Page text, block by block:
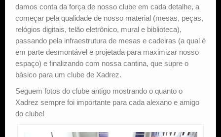
Estude Xadrez
damos conta da força de nosso clube em cada detalhe, a
começar pela qualidade de nosso material (mesas, peças,
relógios digitais, telão eletrônico, mural e biblioteca),
passando pela infraestrutura de mesas e cadeiras (a qual é
em parte desmontável e projetada para maximizar nosso
espaço) e finalizando com nossa cantina, que supre o
básico para um clube de Xadrez.
Seguem fotos do clube antigo mostrando o quanto o
Xadrez sempre foi importante para cada alexano e amigo
do clube!